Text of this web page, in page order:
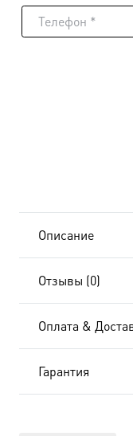
Вифлеемская
Описание
Отзывы (0)
Оплата &
Гарантия